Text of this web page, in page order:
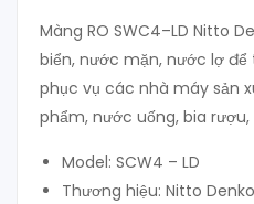
Màng RO SWC4–LD Nitto
biển, nước mặn, nước lợ
phục vụ các nhà máy sản
phẩm, nước uống, bia
Model: SCW4 – LD
Thương hiệu: Nitto